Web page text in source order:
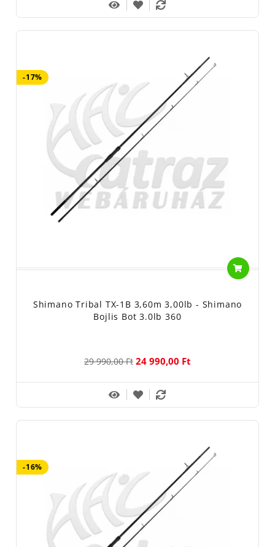
-17%
Shimano Tribal TX-1B 3,60m 3,00lb - Shimano
Bojlis Bot 3.0lb 360
29 990,00 Ft 24 990,00 Ft
-16%